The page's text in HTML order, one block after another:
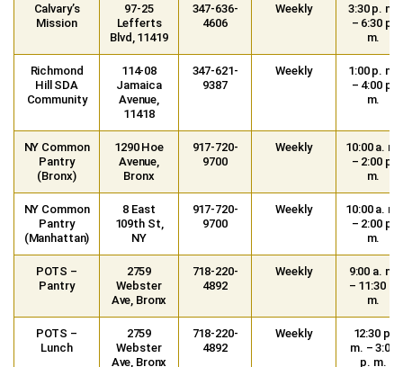
Calvary’s
Mission
97-25
Lefferts
Blvd, 11419
347-636-
4606
Weekly
3:30 p. m.
– 6:30 p.
m.
Richmond
Hill SDA
Community
114-08
Jamaica
Avenue,
11418
347-621-
9387
Weekly
1:00 p. m.
– 4:00 p.
m.
NY Common
Pantry
(Bronx)
1290 Hoe
Avenue,
Bronx
917-720-
9700
Weekly
10:00 a. m.
– 2:00 p.
m.
NY Common
Pantry
(Manhattan)
8 East
109th St,
NY
917-720-
9700
Weekly
10:00 a. m.
– 2:00 p.
m.
POTS –
Pantry
2759
Webster
Ave, Bronx
718-220-
4892
Weekly
9:00 a. m.
– 11:30 a.
m.
POTS –
Lunch
2759
Webster
Ave, Bronx
718-220-
4892
Weekly
12:30 p.
m. – 3:00
p. m.